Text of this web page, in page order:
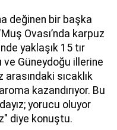
değinen bir başka
Ovası’nda karpuz
yaklaşık 15 tır
ve Güneydoğu illerine
sıcaklık
kazandırıyor. Bu
yorucu oluyor
diye konuştu.